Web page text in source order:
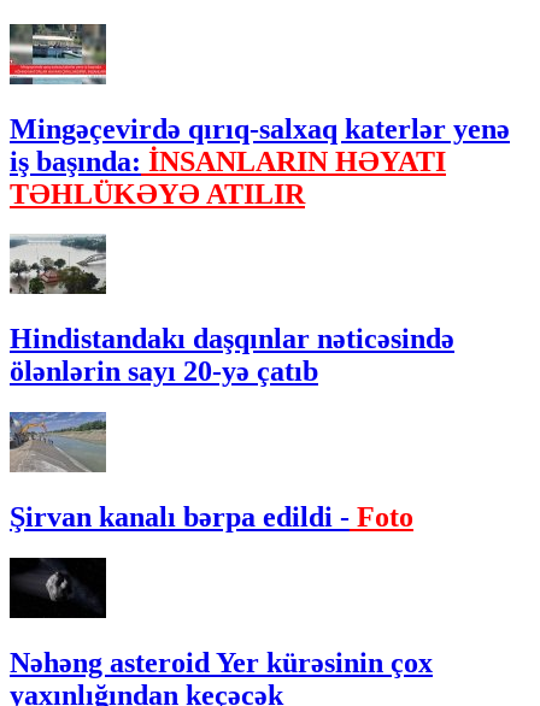
Mingəçevirdə qırıq-salxaq katerlər yenə
iş başında: İNSANLARIN HƏYATI
TƏHLÜKƏYƏ ATILIR
Hindistandakı daşqınlar nəticəsində
ölənlərin sayı 20-yə çatıb
Şirvan kanalı bərpa edildi - Foto
Nəhəng asteroid Yer kürəsinin çox
yaxınlığından keçəcək